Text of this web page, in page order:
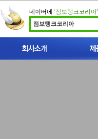
네이버에 ‘점보탱크코리아’
점보탱크코리아